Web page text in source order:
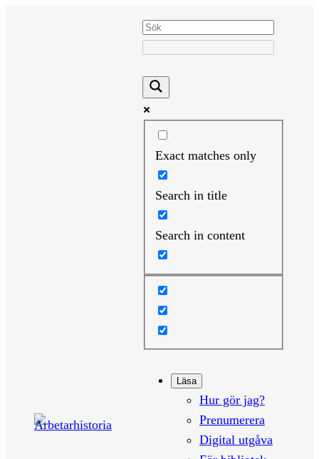
Exact matches only
Search in title
Search in content
Läsa
Hur gör jag?
Prenumerera
Digital utgåva